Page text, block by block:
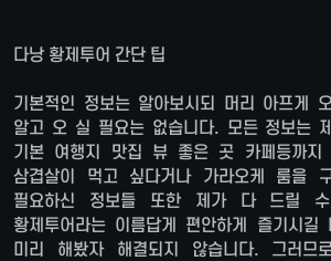
다낭 황제투어 간단 팁
기본적인 정보는 알아보시되 머리 아프게
알고 오 실 필요는 없습니다. 모든 정보는
기본 여행지 맛집 뷰 좋은 곳 카페등까지
삼겹살이 먹고 싶다거나 가라오케 룸을
필요하신 정보들 또한 제가 다 드릴
황제투어라는 이름답게 편안하게 즐기시길
미리 해봤자 해결되지 않습니다. 그러므